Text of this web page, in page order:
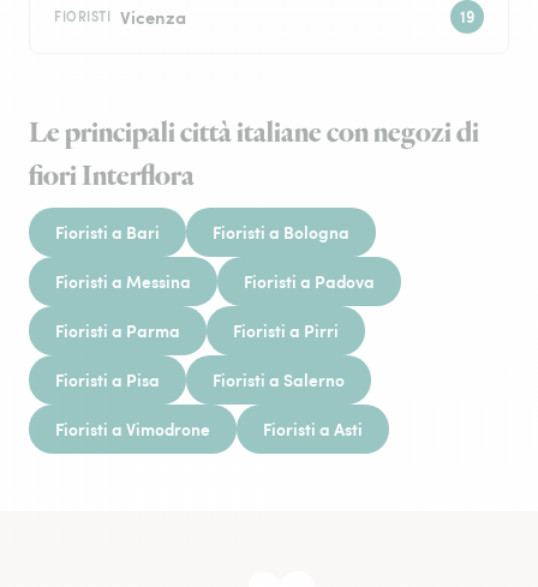
FIORISTI Vicenza
Le principali città italiane con negozi di
fiori Interflora
Fioristi a Bari Fioristi a Bologna
Fioristi a Messina Fioristi a Padova
Fioristi a Parma Fioristi a Pirri
Fioristi a Pisa Fioristi a Salerno
Fioristi a Vimodrone Fioristi a Asti